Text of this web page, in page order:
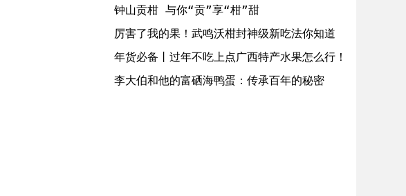
钟山贡柑 与你“贡”享“柑”甜
厉害了我的果！武鸣沃柑封神级新吃法你知道
吗？
年货必备丨过年不吃上点广西特产水果怎么行！
李大伯和他的富硒海鸭蛋：传承百年的秘密